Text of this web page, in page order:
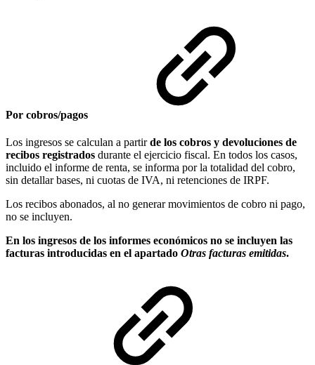
Por cobros/pagos
Los ingresos se calculan a partirde los cobros y devoluciones de
recibos registrados durante el ejercicio fiscal. En todos los casos,
incluido el informe de renta, se informa por la totalidad del cobro,
sin detallar bases, ni cuotas de IVA, ni retenciones de IRPF.
Los recibos abonados, al no generar movimientos de cobro ni pago,
no se incluyen.
En los ingresos de los informes económicos no se incluyen las
facturas introducidas en el apartado Otras facturas emitidas.